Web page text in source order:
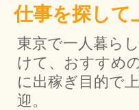
仕事を探して
東京で一人暮ら
けて、おすすめ
に出稼ぎ目的で
迎。